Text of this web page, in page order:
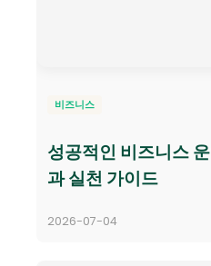
비즈니스
성공적인 비즈니스
과 실천 가이드
2026-07-04